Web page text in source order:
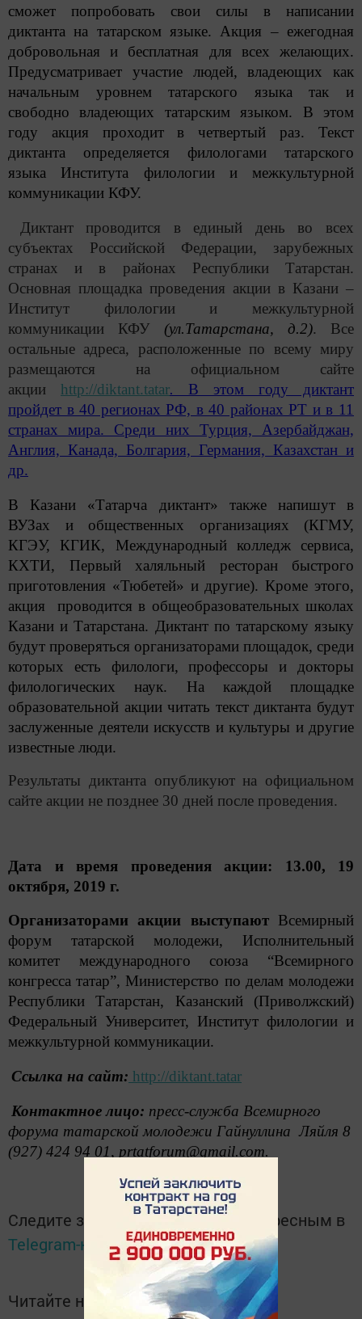
сможет попробовать свои силы в написании
диктанта на татарском языке. Акция – ежегодная
добровольная и бесплатная для всех желающих.
Предусматривает участие людей, владеющих как
начальным уровнем татарского языка так и
свободно владеющих татарским языком. В этом
году акция проходит в четвертый раз. Текст
диктанта определяется филологами татарского
языка Института филологии и межкультурной
коммуникации КФУ.
Диктант проводится в единый день во всех
субъектах Российской Федерации, зарубежных
странах и в районах Республики Татарстан.
Основная площадка проведения акции в Казани –
Институт филологии и межкультурной
коммуникации КФУ (ул.Татарстана, д.2). Все
остальные адреса, расположенные по всему миру
размещаются на официальном сайте
акции http://diktant.tatar. В этом году диктант
пройдет в 40 регионах РФ, в 40 районах РТ и в 11
странах мира. Среди них Турция, Азербайджан,
Англия, Канада, Болгария, Германия, Казахстан и
др.
В Казани «Татарча диктант» также
напишут в
ВУЗах и общественных организациях (КГМУ,
КГЭУ, КГИК, Международный колледж сервиса,
КХТИ, Первый халяльный ресторан быстрого
приготовления «Тюбетей» и другие). Кроме этого,
акция проводится в общеобразовательных школах
Казани и Татарстана. Диктант по татарскому языку
будут проверяться организаторами площадок, среди
которых есть филологи, профессоры и докторы
филологических наук. На каждой площадке
образовательной акции читать текст диктанта будут
заслуженные деятели искусств и культуры и другие
известные люди.
Результаты диктанта опубликуют на официальном
сайте акции не позднее 30 дней после проведения.
Дата и время проведения акции: 13.00, 19
октября, 2019 г.
Организаторами акции выступают Всемирный
форум татарской молодежи,
Исполнительный
комитет международного союза “Всемирного
конгресса татар”, Министерство по делам молодежи
Республики Татарстан, Казанский (Приволжский)
Федеральный Университет, Институт филологии и
межкультурной коммуникации.
Ссылка на сайт: http://diktant.tatar
Контактное лицо: пресс-служба Всемирного
форума татарской молодежи Гайнуллина Ляйля 8
(927) 424 94 01, prtatforum@gmail.com.
Следите за самым важным и интересным в
Telegram-каналеТатмедиа
Читайте новости Татарстана в